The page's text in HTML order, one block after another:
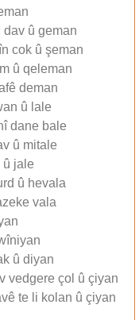
û geman
cok û şeman
û qeleman
deman
û lale
dane bale
û mitale
û jale
û hevala
vala
û diyan
vedgere çol û çiyan
te li kolan û çiyan